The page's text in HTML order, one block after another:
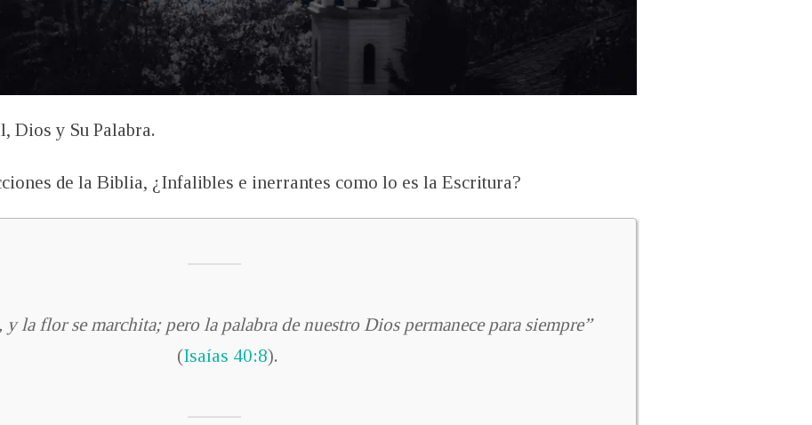
Dios y Su Palabra.
de la Biblia, ¿Infalibles e inerrantes como lo es la Escritura?
y la flor se marchita; pero la palabra de nuestro Dios permanece para siempre”
(Isaías 40:8).